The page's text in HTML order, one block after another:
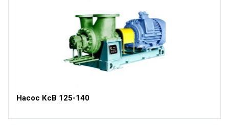
Насос КсВ 125-140